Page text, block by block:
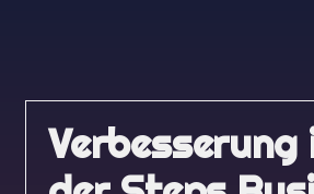
Verbesserung